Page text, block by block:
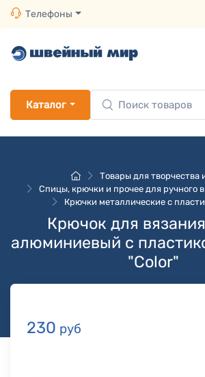
Телефоны
Каталог
Товары для творчества
Спицы, крючки и прочее для ручного
Крючки металлические с
Крючок для
алюминиевый с
"Color"
230 руб